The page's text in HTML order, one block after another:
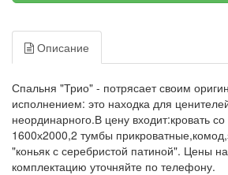
Описание
Спальня "Трио" - потрясает своим
исполнением: это находка для
неординарного.В цену входит:кровать
1600х2000,2 тумбы
"коньяк с серебристой патиной". Цены
комплектацию уточняйте по телефону.